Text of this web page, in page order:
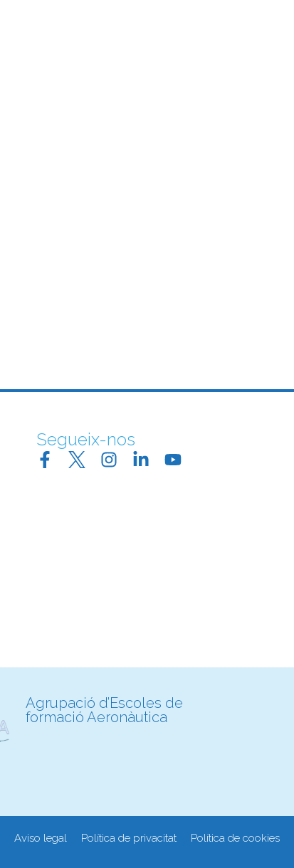
Segueix-nos
Agrupació d’Escoles de
formació Aeronàutica
Aviso legal Política de privacitat Política de cookies